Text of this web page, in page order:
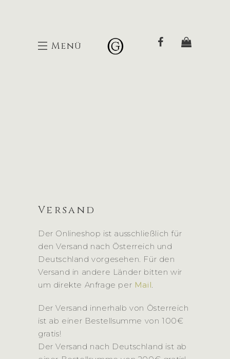
Menü
Versand
Der Onlineshop ist ausschließlich für
den Versand nach Österreich und
Deutschland vorgesehen. Für den
Versand in andere Länder bitten wir
um direkte Anfrage per Mail.
Der Versand innerhalb von Österreich
ist ab einer Bestellsumme von 100€
gratis!
Der Versand nach Deutschland ist ab